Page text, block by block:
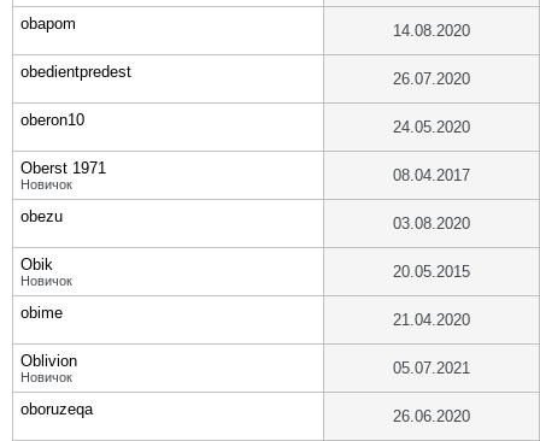
obapom 14.08.2020
obedientpredest 26.07.2020
oberon10 24.05.2020
Oberst 1971
Новичок 08.04.2017
obezu 03.08.2020
Obik
Новичок 20.05.2015
obime 21.04.2020
Oblivion
Новичок 05.07.2021
oboruzeqa 26.06.2020